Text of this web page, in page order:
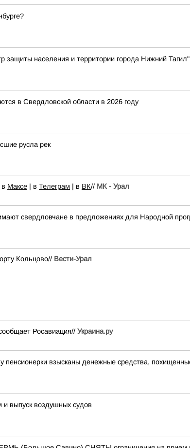
защиты населения и территории города Нижний
в Свердловской области в 2026 году
русла рек
Максе | в Телеграм | в ВК// МК - Урал
свердловчане в предложениях для Народной
Кольцово// Вести-Урал
Росавиация// Украина.ру
пенсионерки взысканы денежные средства,
выпуск воздушных судов